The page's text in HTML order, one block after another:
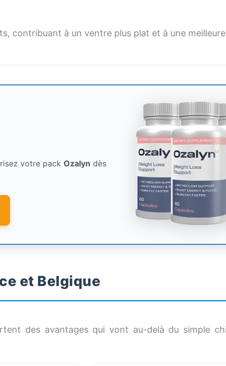
contribuant à un ventre plus plat et à une meilleure
votre pack Ozalyn dès
et Belgique
des avantages qui vont au-delà du simple